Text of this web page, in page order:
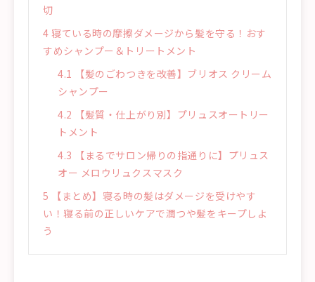
切
4 寝ている時の摩擦ダメージから髪を守る！おす
すめシャンプー＆トリートメント
4.1
【髪のごわつきを改善】ブリオス クリーム
シャンプー
4.2 【髪質・仕上がり別】プリュスオートリー
トメント
4.3 【まるでサロン帰りの指通りに】プリュス
オー メロウリュクスマスク
5 【まとめ】寝る時の髪はダメージを受けやす
い！寝る前の正しいケアで潤つや髪をキープしよ
う